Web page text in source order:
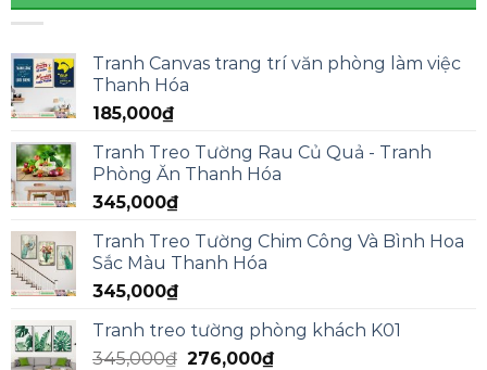
Tranh Canvas trang trí văn phòng làm việc
Thanh Hóa
185,000₫
Tranh Treo Tường Rau Củ Quả - Tranh
Phòng Ăn Thanh Hóa
345,000₫
Tranh Treo Tường Chim Công Và Bình Hoa
Sắc Màu Thanh Hóa
345,000₫
Tranh treo tường phòng khách K01
345,000₫ 276,000₫